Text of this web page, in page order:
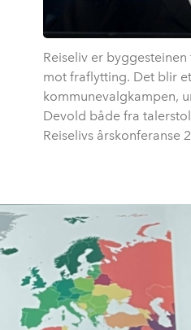
Reiseliv er
mot fraflytting. Det blir
kommunevalgkampen,
Devold både fra
Reiselivs årskonferanse